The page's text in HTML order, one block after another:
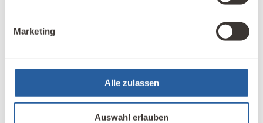
Marketing
Alle zulassen
Auswahl erlauben
Kommentarregeln